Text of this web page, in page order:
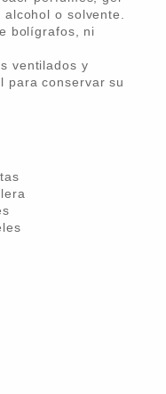
o solvente.
bolígrafos, ni
ventilados y
para conservar su